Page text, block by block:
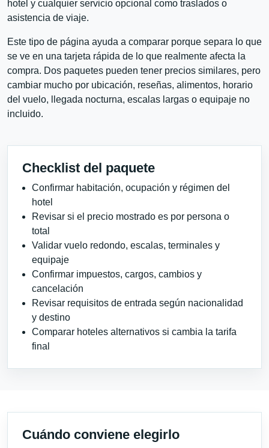
hotel y cualquier servicio opcional como traslados o
asistencia de viaje.
Este tipo de página ayuda a comparar porque separa lo que
se ve en una tarjeta rápida de lo que realmente afecta la
compra. Dos paquetes pueden tener precios similares, pero
cambiar mucho por ubicación, reseñas, alimentos, horario
del vuelo, llegada nocturna, escalas largas o equipaje no
incluido.
Checklist del paquete
Confirmar habitación, ocupación y régimen del
hotel
Revisar si el precio mostrado es por persona o
total
Validar vuelo redondo, escalas, terminales y
equipaje
Confirmar impuestos, cargos, cambios y
cancelación
Revisar requisitos de entrada según nacionalidad
y destino
Comparar hoteles alternativos si cambia la tarifa
final
Cuándo conviene elegirlo